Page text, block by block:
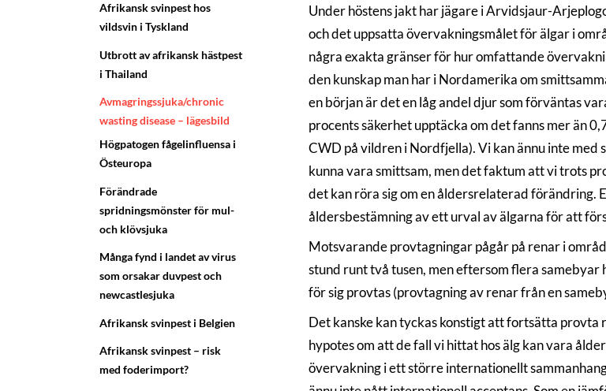
Afrikansk svinpest hos
vildsvin i Tyskland
Utbrott av afrikansk hästpest
i Thailand
Avmagringssjuka/chronic
wasting disease – lägesbild
Högpatogen fågelinfluensa i
Östeuropa
Förändrade
spridningsmönster för mul-
och klövsjuka
Många fynd i landet av virus
som orsakar duvpest och
newcastlesjuka
Afrikansk svinpest i Belgien
Afrikansk svinpest – risk
med foderimport?
Under höstens jakt har jägare i Arvidsjaur-
och det uppsatta övervakningsmålet för älgar i
några exakta gränser för hur omfattande
den kunskap man har i Nordamerika om
en början är det en låg andel djur som förväntas
procents säkerhet upptäcka om det fanns mer än
CWD på vildren i Nordfjella). Vi kan ännu inte med
kunna vara smittsam, men det faktum att vi trots
det kan röra sig om en åldersrelaterad
åldersbestämning av ett urval av älgarna för att
Motsvarande provtagningar pågår på renar i
stund runt två tusen, men eftersom flera
för sig provtas (provtagning av renar från en
Det kanske kan tyckas konstigt att fortsätta provta
hypotes om att de fall vi hittat hos älg kan vara
övervakning i ett större internationellt